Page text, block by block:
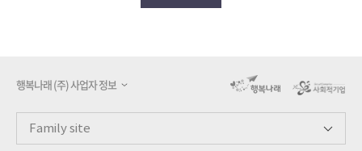
행복나래 (주) 사업자 정보